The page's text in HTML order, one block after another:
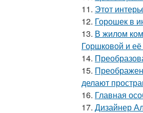
11. Этот
12. Горошек в
13. В жилом
Горшковой и её
14.
15.
делают
16. Главная
17. Дизайнер